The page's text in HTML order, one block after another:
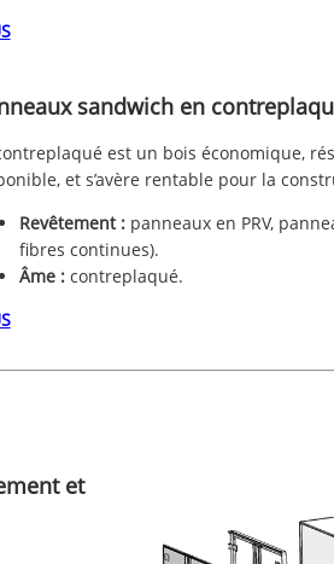
sandwich en
est un bois économique,
et s’avère rentable pour la
Revêtement :panneaux en PRV,
fibres continues).
Âme :contreplaqué.
et